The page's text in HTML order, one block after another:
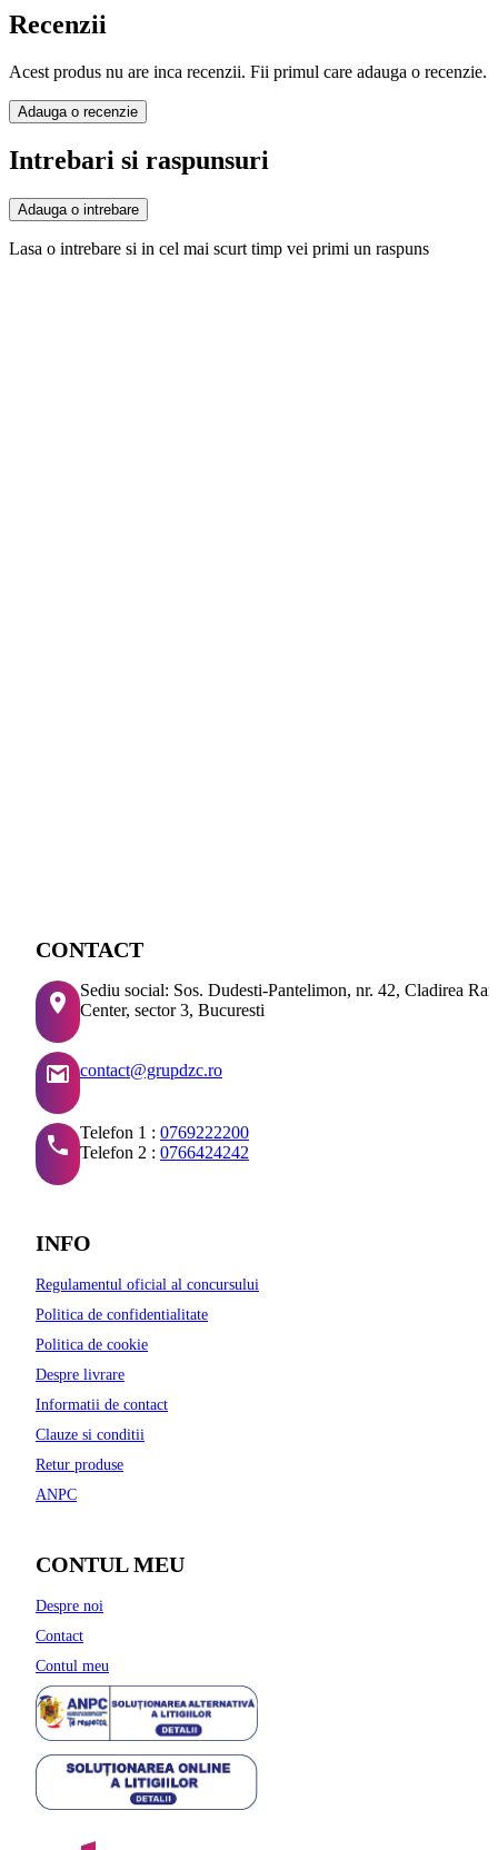
Recenzii
Acest produs nu are inca recenzii. Fii primul care adauga o recenzie.
Adauga o recenzie
Intrebari si raspunsuri
Adauga o intrebare
Lasa o intrebare si in cel mai scurt timp vei primi un raspuns
CONTACT
Sediu social: Sos. Dudesti-Pantelimon, nr. 42, Cladirea
Center, sector 3, Bucuresti
contact@grupdzc.ro
Telefon 1 : 0769222200
Telefon 2 : 0766424242
INFO
Regulamentul oficial al concursului
Politica de confidentialitate
Politica de cookie
Despre livrare
Informatii de contact
Clauze si conditii
Retur produse
ANPC
CONTUL MEU
Despre noi
Contact
Contul meu